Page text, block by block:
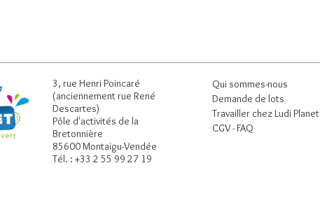
3, rue Henri Poincaré
(anciennement rue René
Descartes)
Pôle d'activités de la
Bretonnière
85600 Montaigu-Vendée
Tél. : +33 2 55 99 27 19
Qui sommes-nous
Demande de lots
Travailler chez Ludi Planet
CGV -FAQ